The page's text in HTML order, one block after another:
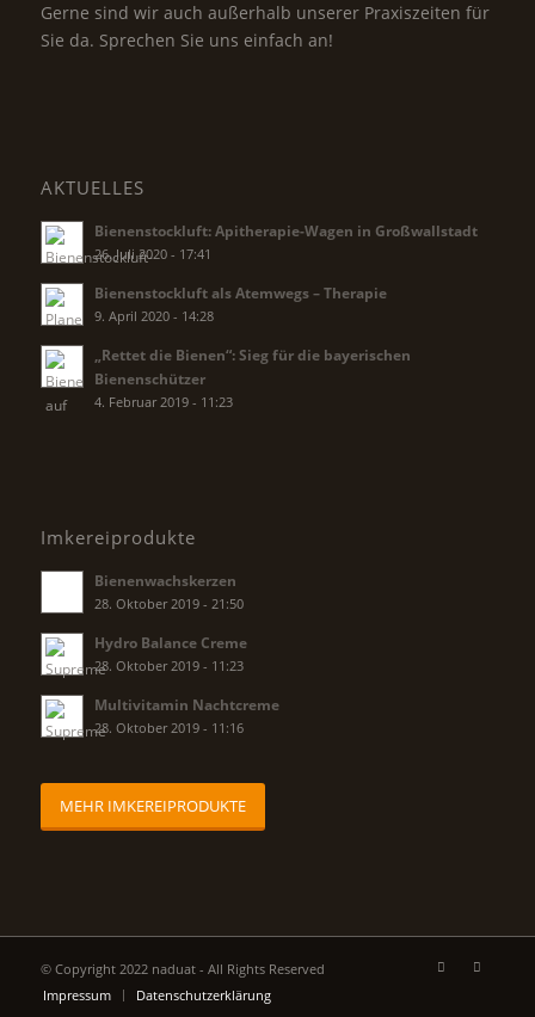
Gerne sind wir auch außerhalb unserer Praxiszeiten für
Sie da. Sprechen Sie uns einfach an!
AKTUELLES
Bienenstockluft: Apitherapie-Wagen in Großwallstadt
26. Juli 2020 - 17:41
Bienenstockluft als Atemwegs – Therapie
9. April 2020 - 14:28
„Rettet die Bienen“: Sieg für die bayerischen
Bienenschützer
4. Februar 2019 - 11:23
Imkereiprodukte
Bienenwachskerzen
28. Oktober 2019 - 21:50
Hydro Balance Creme
28. Oktober 2019 - 11:23
Multivitamin Nachtcreme
28. Oktober 2019 - 11:16
MEHR IMKEREIPRODUKTE
© Copyright 2022 naduat - All Rights Reserved
Impressum
Datenschutzerklärung